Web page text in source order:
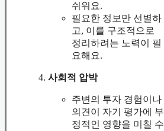
쉬워요.
필요한 정보만 선별하
고, 이를 구조적으로
정리하려는 노력이 필
요해요.
사회적 압박
주변의 투자 경험이나
의견이 자기 평가에 부
정적인 영향을 미칠 수